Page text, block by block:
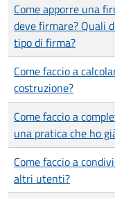
Come apporre una
deve firmare? Quali
tipo di firma?
Come faccio a
costruzione?
Come faccio a
una pratica che ho
Come faccio a
altri utenti?